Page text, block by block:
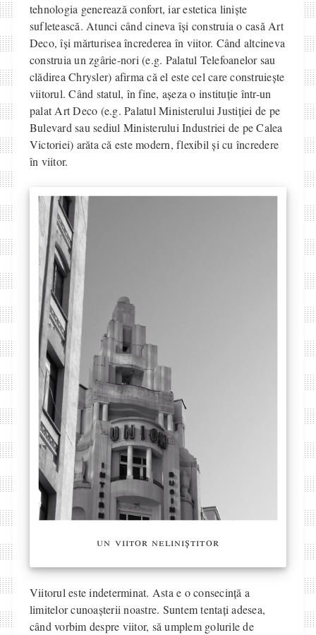
tehnologia generează confort, iar estetica liniște
sufletească. Atunci când cineva își construia o casă Art
Deco, își mărturisea încrederea în viitor. Când altcineva
construia un zgârie-nori (e.g. Palatul Telefoanelor sau
clădirea Chrysler) afirma că el este cel care construiește
viitorul. Când statul, în fine, așeza o instituție într-un
palat Art Deco (e.g. Palatul Ministerului Justiției de pe
Bulevard sau sediul Ministerului Industriei de pe Calea
Victoriei) arăta că este modern, flexibil și cu încredere
în viitor.
un viitor neliniștitor
Viitorul este indeterminat. Asta e o consecință a
limitelor cunoașterii noastre. Suntem tentați adesea,
când vorbim despre viitor, să umplem golurile de